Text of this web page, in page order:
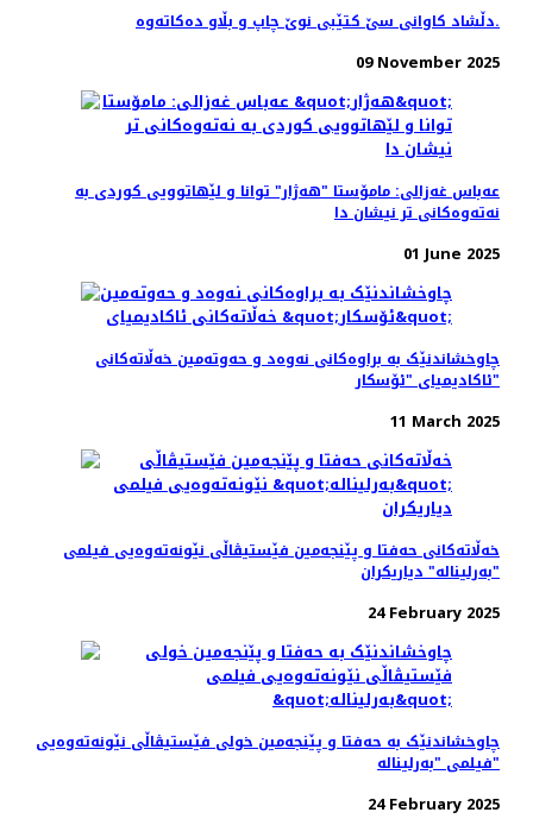
دڵشاد کاوانى سێ کتێبى نوێ چاپ و بڵاو دەکاتەوە.
09 November 2025
عەباس غەزالی: مامۆستا "هەژار" توانا و لێهاتوویی کوردی به
نەتەوەکانی تر نیشان دا
01 June 2025
چاوخشاندنێک به براوه‌کانی نه‌وه‌د و حه‌و‌ته‌مین خه‌ڵاته‌کانی
ئاکادیمیای "ئۆسکار"
11 March 2025
خه‌ڵاته‌کانی حه‌فتا و پێنجه‌مین فێستیڤاڵی نێونه‌ته‌وه‌یی فیلمی
"بەرلیناله" دیاریکران
24 February 2025
چاوخشاندنێک به حه‌فتا و پێنجه‌مین خولی فێستیڤاڵی نێونه‌ته‌وه‌یی
فیلمی "بەرلیناله"
24 February 2025